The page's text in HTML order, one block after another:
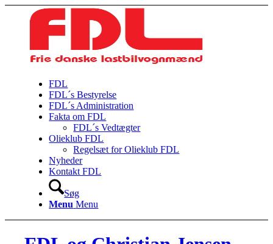
FDL
FDL´s Bestyrelse
FDL´s Administration
Fakta om FDL
FDL´s Vedtægter
Olieklub FDL
Regelsæt for Olieklub FDL
Nyheder
Kontakt FDL
Søg
Menu Menu